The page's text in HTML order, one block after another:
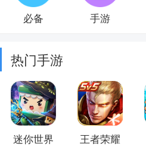
必备 手游
热门手游
迷你世界 王者荣耀